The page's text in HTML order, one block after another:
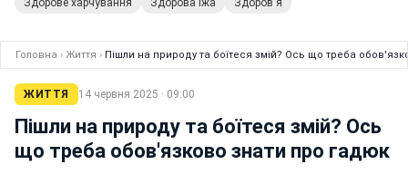
Здорове харчування Здорова їжа Здоров'я
Головна › Життя › Пішли на природу та боїтеся змій? Ось що треба
ЖИТТЯ 14 червня 2025 · 09:00
Пішли на природу та боїтеся змій? Ось
що треба обов'язково знати про гадюк